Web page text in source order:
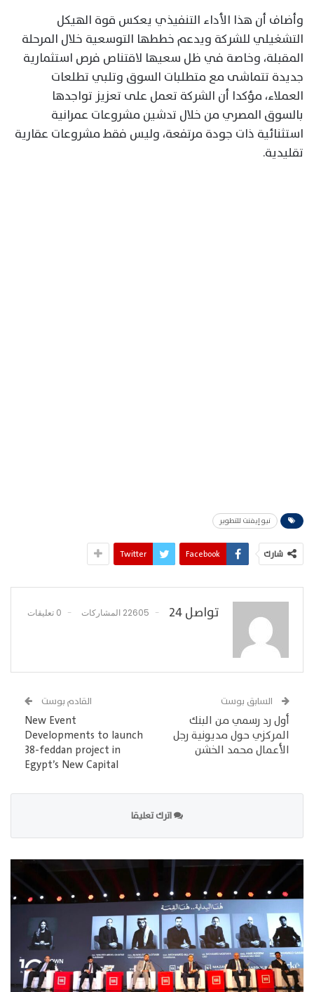
وأضاف أن هذا الأداء التنفيذي يعكس قوة الهيكل
التشغيلي للشركة ويدعم خططها التوسعية خلال المرحلة
المقبلة، وخاصة في ظل سعيها لاقتناص فرص استثمارية
جديدة تتماشى مع متطلبات السوق وتلبي تطلعات
العملاء، مؤكدا أن الشركة تعمل على تعزيز تواجدها
بالسوق المصري من خلال تدشين مشروعات عمرانية
استثنائية ذات جودة مرتفعة، وليس فقط مشروعات عقارية
تقليدية.
نيو إيفنت للتطوير
شارك Facebook
Twitter
تواصل 24 22605 المشاركات 0 تعليقات
السابق بوست
أول رد رسمي من البنك
المركزي حول مديونية رجل
الأعمال محمد الخشن
القادم بوست
New Event
Developments to launch
38-feddan project in
Egypt’s New Capital
اترك تعليقا